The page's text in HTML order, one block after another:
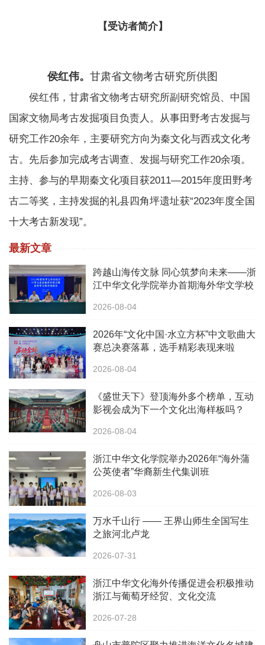
【受访者简介】
侯红伟。 甘肃省文物考古研究所供图
侯红伟，甘肃省文物考古研究所副研究馆员、中国
国家文物局考古发掘项目负责人。从事田野考古发掘与
研究工作20余年，主要研究方向为秦文化与西戎文化考
古。先后参加完成考古调查、发掘与研究工作20余项。
主持、参与的早期秦文化项目获2011—2015年度田野考
古二等奖，主持发掘的礼县四角坪遗址获“2023年度全国
十大考古新发现”。
最新文章
跨越山海传文脉 同心筑梦向未来——浙
江中华文化学院举办首期海外华文学校
2026-08-04
2026年“文化中国·水立方杯”中文歌曲大
赛总决赛落幕，选手精彩表现来啦
2026-08-04
《盛世天下》登顶海外多个榜单，互动
影视会成为下一个文化出海样板吗？
2026-08-04
浙江中华文化学院举办2026年“海外蒲
公英使者”华裔新生代集训班
2026-08-03
万水千山行 —— 王界山师生全国写生
之旅河北卢龙
2026-07-31
浙江中华文化海外传播促进会积极推动
浙江与葡萄牙经贸、文化交流
2026-07-28